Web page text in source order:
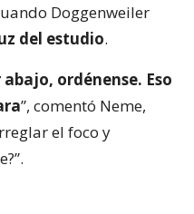
Doggenweiler
del estudio.
ordénense. Eso
”, comentó Neme,
el foco y